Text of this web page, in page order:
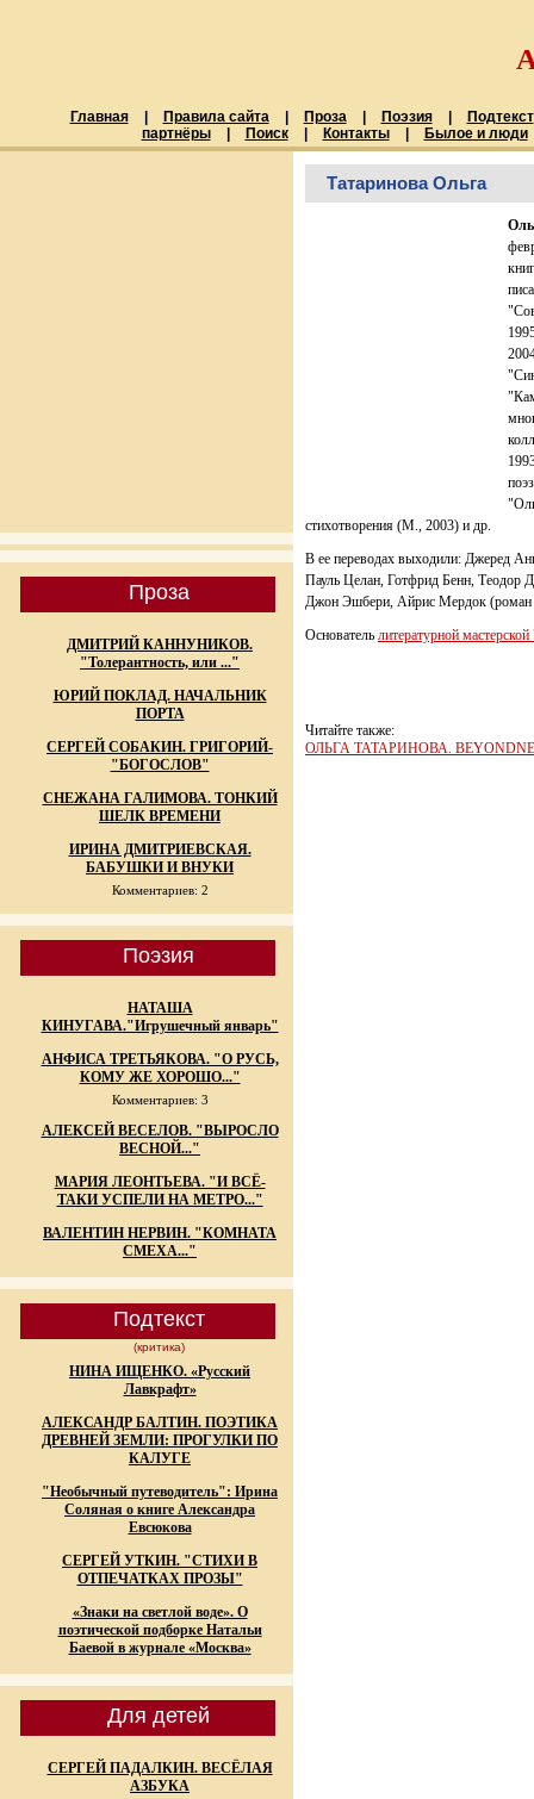
Главная Правила сайта Проза Поэзия
Подтекст
партнёры
Поиск Контакты Былое и люди
Проза
ДМИТРИЙ КАННУНИКОВ.
"Толерантность, или ..."
ЮРИЙ ПОКЛАД. НАЧАЛЬНИК
ПОРТА
СЕРГЕЙ СОБАКИН. ГРИГОРИЙ-
"БОГОСЛОВ"
СНЕЖАНА ГАЛИМОВА. ТОНКИЙ
ШЕЛК ВРЕМЕНИ
ИРИНА ДМИТРИЕВСКАЯ.
БАБУШКИ И ВНУКИ
Комментариев: 2
Поэзия
НАТАША
КИНУГАВА."Игрушечный январь"
АНФИСА ТРЕТЬЯКОВА. "О РУСЬ,
КОМУ ЖЕ ХОРОШО..."
Комментариев: 3
АЛЕКСЕЙ ВЕСЕЛОВ. "ВЫРОСЛО
ВЕСНОЙ..."
МАРИЯ ЛЕОНТЬЕВА. "И ВСЁ-
ТАКИ УСПЕЛИ НА МЕТРО..."
ВАЛЕНТИН НЕРВИН. "КОМНАТА
СМЕХА..."
Подтекст
(критика)
НИНА ИЩЕНКО. «Русский
Лавкрафт»
АЛЕКСАНДР БАЛТИН. ПОЭТИКА
ДРЕВНЕЙ ЗЕМЛИ: ПРОГУЛКИ ПО
КАЛУГЕ
"Необычный путеводитель": Ирина
Соляная о книге Александра
Евсюкова
СЕРГЕЙ УТКИН. "СТИХИ В
ОТПЕЧАТКАХ ПРОЗЫ"
«Знаки на светлой воде». О
поэтической подборке Натальи
Баевой в журнале «Москва»
Для детей
СЕРГЕЙ ПАДАЛКИН. ВЕСЁЛАЯ
АЗБУКА
Татаринова Ольга
стихотворения (М., 2003) и др.
В ее переводах выходили: Джеред
Пауль Целан, Готфрид Бенн, Теодор
Джон Эшбери, Айрис Мердок (роман
Основатель литературной
Читайте также:
ОЛЬГА ТАТАРИНОВА.